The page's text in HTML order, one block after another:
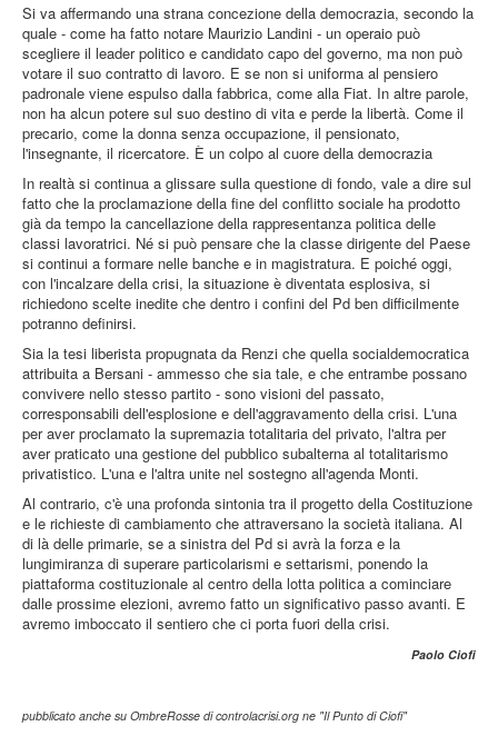
Si va affermando una strana concezione della democrazia, secondo la
quale - come ha fatto notare Maurizio Landini - un operaio può
scegliere il leader politico e candidato capo del governo, ma non può
votare il suo contratto di lavoro. E se non si uniforma al pensiero
padronale viene espulso dalla fabbrica, come alla Fiat. In altre parole,
non ha alcun potere sul suo destino di vita e perde la libertà. Come il
precario, come la donna senza occupazione, il pensionato,
l'insegnante, il ricercatore. È un colpo al cuore della democrazia
In realtà si continua a glissare sulla questione di fondo, vale a dire sul
fatto che la proclamazione della fine del conflitto sociale ha prodotto
già da tempo la cancellazione della rappresentanza politica delle
classi lavoratrici. Né si può pensare che la classe dirigente del Paese
si continui a formare nelle banche e in magistratura. E poiché oggi,
con l'incalzare della crisi, la situazione è diventata esplosiva, si
richiedono scelte inedite che dentro i confini del Pd ben difficilmente
potranno definirsi.
Sia la tesi liberista propugnata da Renzi che quella socialdemocratica
attribuita a Bersani - ammesso che sia tale, e che entrambe possano
convivere nello stesso partito - sono visioni del passato,
corresponsabili dell'esplosione e dell'aggravamento della crisi. L'una
per aver proclamato la supremazia totalitaria del privato, l'altra per
aver praticato una gestione del pubblico subalterna al totalitarismo
privatistico. L'una e l'altra unite nel sostegno all'agenda Monti.
Al contrario, c'è una profonda sintonia tra il progetto della Costituzione
e le richieste di cambiamento che attraversano la società italiana. Al
di là delle primarie, se a sinistra del Pd si avrà la forza e la
lungimiranza di superare particolarismi e settarismi, ponendo la
piattaforma costituzionale al centro della lotta politica a cominciare
dalle prossime elezioni, avremo fatto un significativo passo avanti. E
avremo imboccato il sentiero che ci porta fuori della crisi.
Paolo Ciofi
pubblicato anche su OmbreRosse di controlacrisi.org ne "Il Punto di Ciofi"